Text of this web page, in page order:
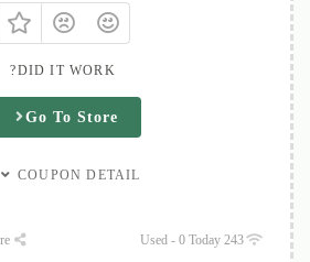
DID IT WORK?
Go To Store
COUPON DETAIL
243 Used - 0 Today
Share